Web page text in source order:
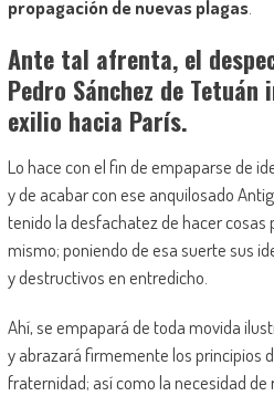
propagación de nuevas plagas.
Ante tal afrenta, el
Pedro Sánchez de
exilio hacia París.
Lo hace con el fin de empaparse de
y de acabar con ese anquilosado
tenido la desfachatez de hacer cosas
mismo; poniendo de esa suerte sus
y destructivos en entredicho.
Ahí, se empapará de toda movida
y abrazará firmemente los principios
fraternidad; así como la necesidad de